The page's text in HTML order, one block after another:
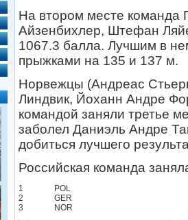
На втором месте команда
Айзенбихлер, Штефан
1067.3 балла. Лучшим в
прыжками на 135 и 137 м.
Норвежцы (Андреас
Линдвик, Йоханн Андре
командой заняли третье
заболел Даниэль Андре
добиться лучшего
Российская команда
1
POL
2
GER
3
NOR